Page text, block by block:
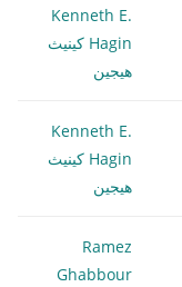
Kenneth E.
Hagin كينيث
هيجين
Kenneth E.
Hagin كينيث
هيجين
Ramez
Ghabbour